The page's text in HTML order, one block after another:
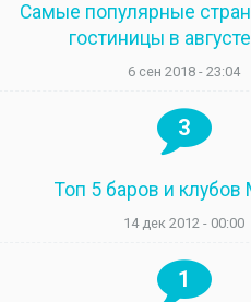
Самые популярные
гостиницы в
6 сен 2018 - 23:04
3
Топ 5 баров и клубов
14 дек 2012 - 00:00
1